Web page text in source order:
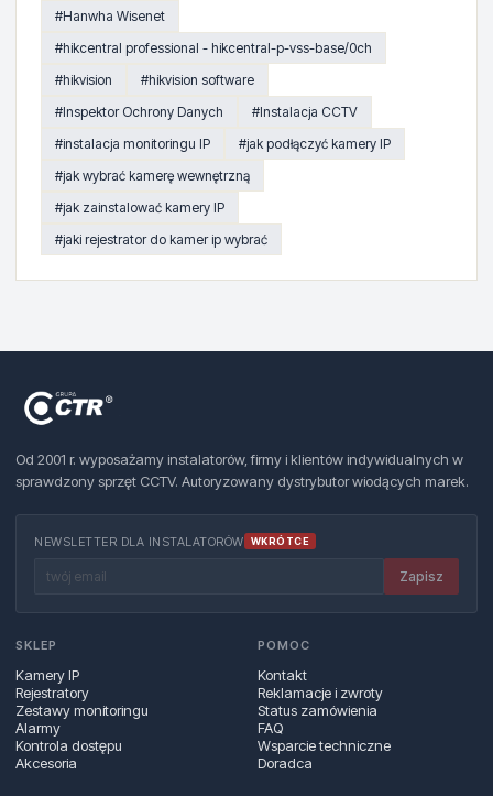
#Hanwha Wisenet
#hikcentral professional - hikcentral-p-vss-base/0ch
#hikvision
#hikvision software
#Inspektor Ochrony Danych
#Instalacja CCTV
#instalacja monitoringu IP
#jak podłączyć kamery IP
#jak wybrać kamerę wewnętrzną
#jak zainstalować kamery IP
#jaki rejestrator do kamer ip wybrać
Od 2001 r. wyposażamy instalatorów, firmy i klientów indywidualnych w
sprawdzony sprzęt CCTV. Autoryzowany dystrybutor wiodących marek.
NEWSLETTER DLA INSTALATORÓW WKRÓTCE
Zapisz
SKLEP
Kamery IP
Rejestratory
Zestawy monitoringu
Alarmy
Kontrola dostępu
Akcesoria
POMOC
Kontakt
Reklamacje i zwroty
Status zamówienia
FAQ
Wsparcie techniczne
Doradca